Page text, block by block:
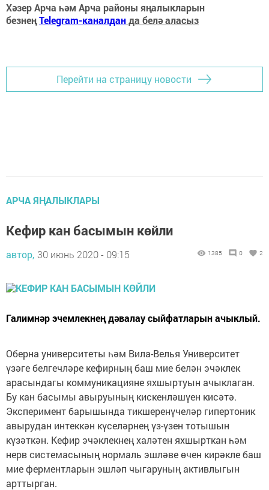
Хәзер Арча һәм Арча районы яңалыкларын
безнеңTelegram-каналданда белә аласыз
Перейти на страницу новости
АРЧА ЯҢАЛЫКЛАРЫ
Кефир кан басымын көйли
автор, 30 июнь 2020 - 09:15 1385 0 2
Галимнәр эчемлекнең дәвалау сыйфатларын ачыклый.
Оберна университеты һәм Вила-Велья Университет
үзәге белгечләре кефирның баш мие белән эчәклек
арасындагы коммуникацияне яхшыртуын ачыклаган.
Бу кан басымы авыруының кискенләшүен кисәтә.
Эксперимент барышында тикшеренүчеләр гипертоник
авырудан интеккән күселәрнең үз-үзен тотышын
күзәткән. Кефир эчәклекнең халәтен яхшырткан һәм
нерв системасының нормаль эшләве өчен кирәкле баш
мие ферментларын эшләп чыгаруның активлыгын
арттырган.